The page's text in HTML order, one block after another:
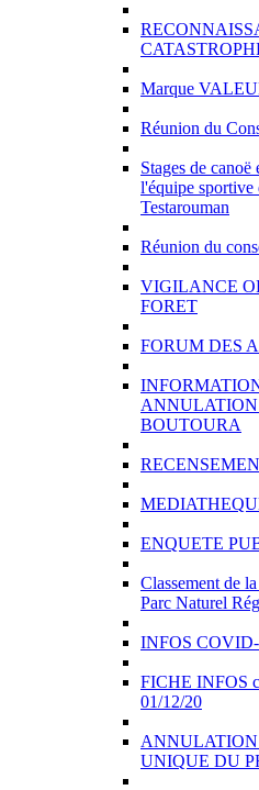
Marque
Réunion du
Stages de
l'équipe sportive
Testarouman
Réunion du
VIGILANCE
FORET
FORUM DES
BOUTOURA
ENQUETE
Classement de
Parc Naturel
INFOS
FICHE INFOS
01/12/20
UNIQUE DU